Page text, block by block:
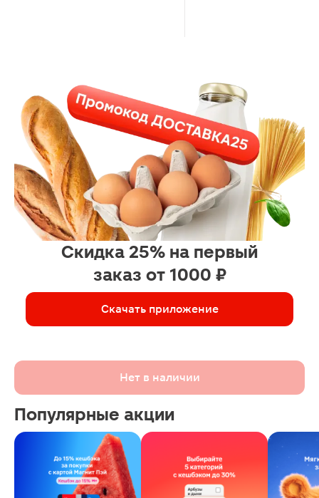
Скидка 25% на первый
заказ от 1000 ₽
Скачать приложение
Нет в наличии
Популярные акции